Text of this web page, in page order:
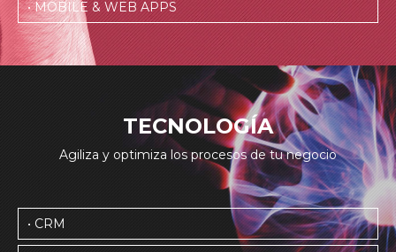
• MOBILE & WEB APPS
TECNOLOGÍA
Agiliza y optimiza los procesos de tu negocio
• CRM